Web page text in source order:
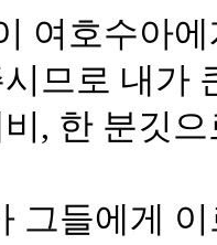
여호수아
므로 내가
, 한 분깃
그들에게